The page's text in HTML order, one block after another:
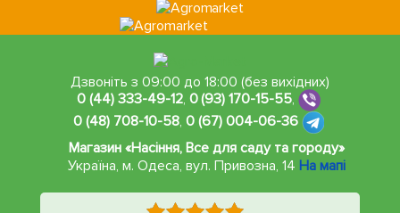
Дзвоніть з 09:00 до 18:00 (без вихідних)
0 (44) 333-49-12, 0 (93) 170-15-55,
0 (48) 708-10-58, 0 (67) 004-06-36
Магазин «Насіння, Все для саду та городу»
Україна, м. Одеса,вул. Привозна, 14 На мапі